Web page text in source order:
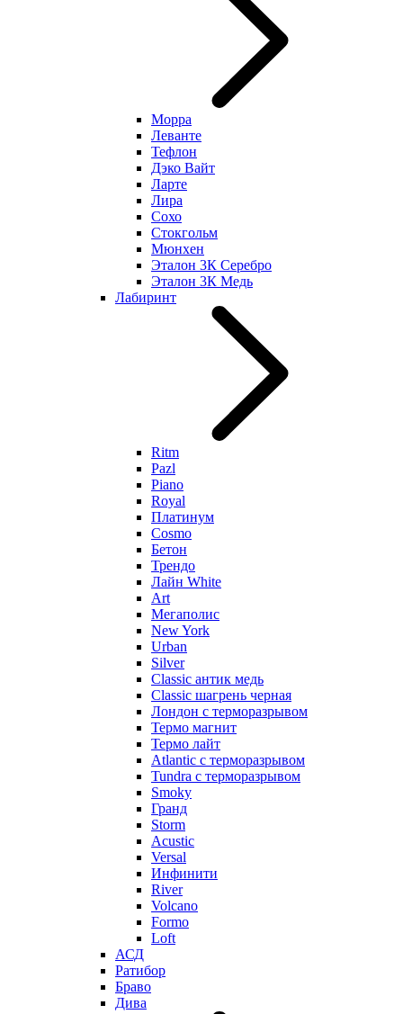
Морра
Леванте
Тефлон
Дэко Вайт
Ларте
Лира
Сохо
Стокгольм
Мюнхен
Эталон 3К Серебро
Эталон 3К Медь
Лабиринт
Ritm
Pazl
Piano
Royal
Платинум
Cosmo
Бетон
Трендо
Лайн White
Art
Мегаполис
New York
Urban
Silver
Classic антик медь
Classic шагрень черная
Лондон с терморазрывом
Термо магнит
Термо лайт
Atlantic с терморазрывом
Tundra с терморазрывом
Smoky
Гранд
Storm
Acustic
Versal
Инфинити
River
Volcano
Formo
Loft
АСД
Ратибор
Браво
Дива